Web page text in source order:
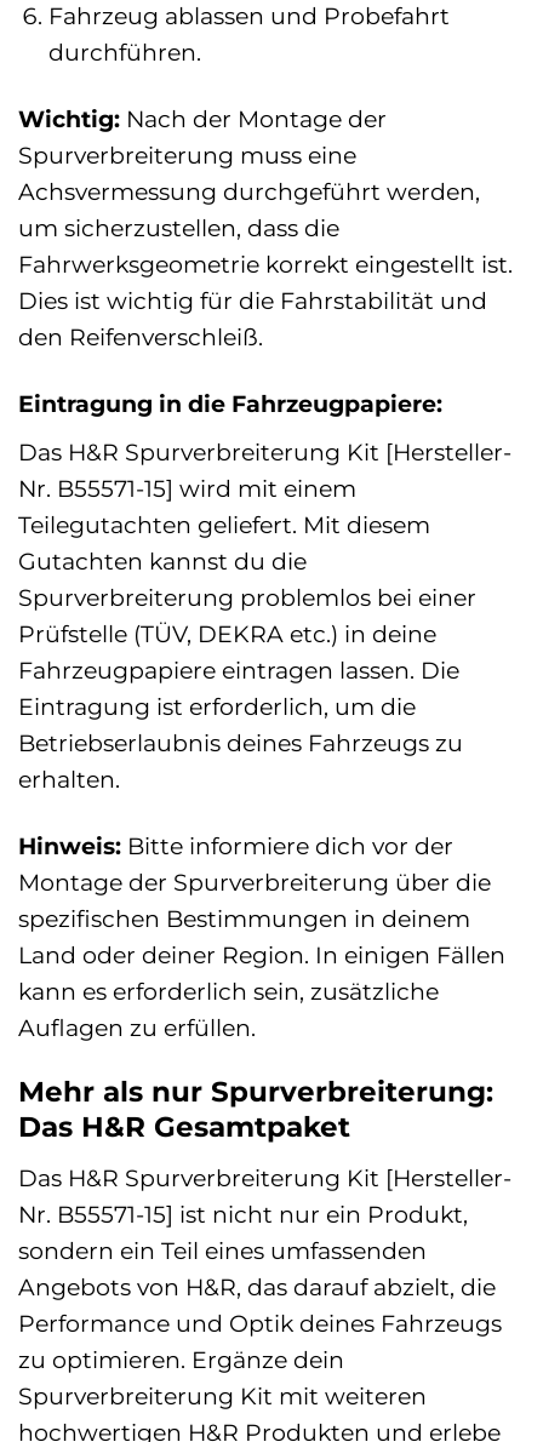
Fahrzeug ablassen und Probefahrt
durchführen.
Wichtig: Nach der Montage der
Spurverbreiterung muss eine
Achsvermessung durchgeführt werden,
um sicherzustellen, dass die
Fahrwerksgeometrie korrekt eingestellt ist.
Dies ist wichtig für die Fahrstabilität und
den Reifenverschleiß.
Eintragung in die Fahrzeugpapiere:
Das H&R Spurverbreiterung Kit [Hersteller-
Nr. B55571-15] wird mit einem
Teilegutachten geliefert. Mit diesem
Gutachten kannst du die
Spurverbreiterung problemlos bei einer
Prüfstelle (TÜV, DEKRA etc.) in deine
Fahrzeugpapiere eintragen lassen. Die
Eintragung ist erforderlich, um die
Betriebserlaubnis deines Fahrzeugs zu
erhalten.
Hinweis: Bitte informiere dich vor der
Montage der Spurverbreiterung über die
spezifischen Bestimmungen in deinem
Land oder deiner Region. In einigen Fällen
kann es erforderlich sein, zusätzliche
Auflagen zu erfüllen.
Mehr als nur Spurverbreiterung:
Das H&R Gesamtpaket
Das H&R Spurverbreiterung Kit [Hersteller-
Nr. B55571-15] ist nicht nur ein Produkt,
sondern ein Teil eines umfassenden
Angebots von H&R, das darauf abzielt, die
Performance und Optik deines Fahrzeugs
zu optimieren. Ergänze dein
Spurverbreiterung Kit mit weiteren
hochwertigen H&R Produkten und erlebe